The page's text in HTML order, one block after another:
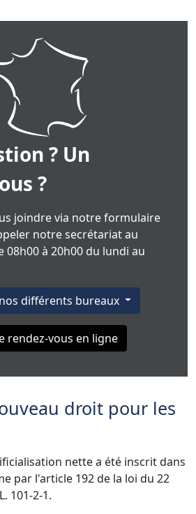
? Un
?
joindre via notre formulaire
notre secrétariat au
08h00 à 20h00 du lundi au
différents bureaux
rendez-vous en ligne
droit pour les
nette a été inscrit dans
par l'article 192 de la loi du 22
101-2-1.